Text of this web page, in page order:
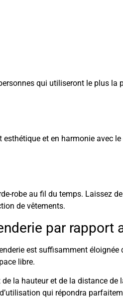
qui utiliseront le plus la
et en harmonie avec
robe au fil du temps. Laissez
de vêtements.
par rapport
est suffisamment
libre.
la hauteur et de la distance de
qui répondra